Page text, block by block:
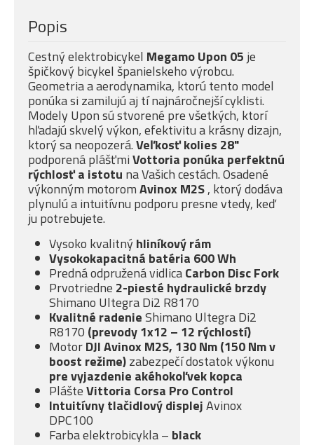
Popis
Cestný elektrobicykel Megamo Upon 05 je
špičkový bicykel španielskeho výrobcu.
Geometria a aerodynamika, ktorú tento model
ponúka si zamilujú aj tí najnáročnejší cyklisti.
Modely Upon sú stvorené pre všetkých, ktorí
hľadajú skvelý výkon, efektivitu a krásny dizajn,
ktorý sa neopozerá.Veľkosť kolies 28"
podporená plášťmiVottoria ponúka perfektnú
rýchlosť a istotu na Vašich cestách. Osadené
výkonným motoromAvinox M2S, ktorý dodáva
plynulú a intuitívnu podporu presne vtedy, keď
ju potrebujete.
Vysoko kvalitný hliníkový rám
Vysokokapacitná batéria 600 Wh
Predná odpružená vidlicaCarbon Disc Fork
Prvotriedne 2-piesté hydraulické brzdy
Shimano Ultegra Di2 R8170
Kvalitné radenieShimano Ultegra Di2
R8170 (prevody 1x12 – 12 rýchlostí)
MotorDJI Avinox M2S, 130 Nm (150 Nm v
boost režime)zabezpečí dostatok výkonu
pre vyjazdenie akéhokoľvek kopca
PlášteVittoria Corsa Pro Control
Intuitívny tlačidlový displejAvinox
DPC100
Farba elektrobicykla – black